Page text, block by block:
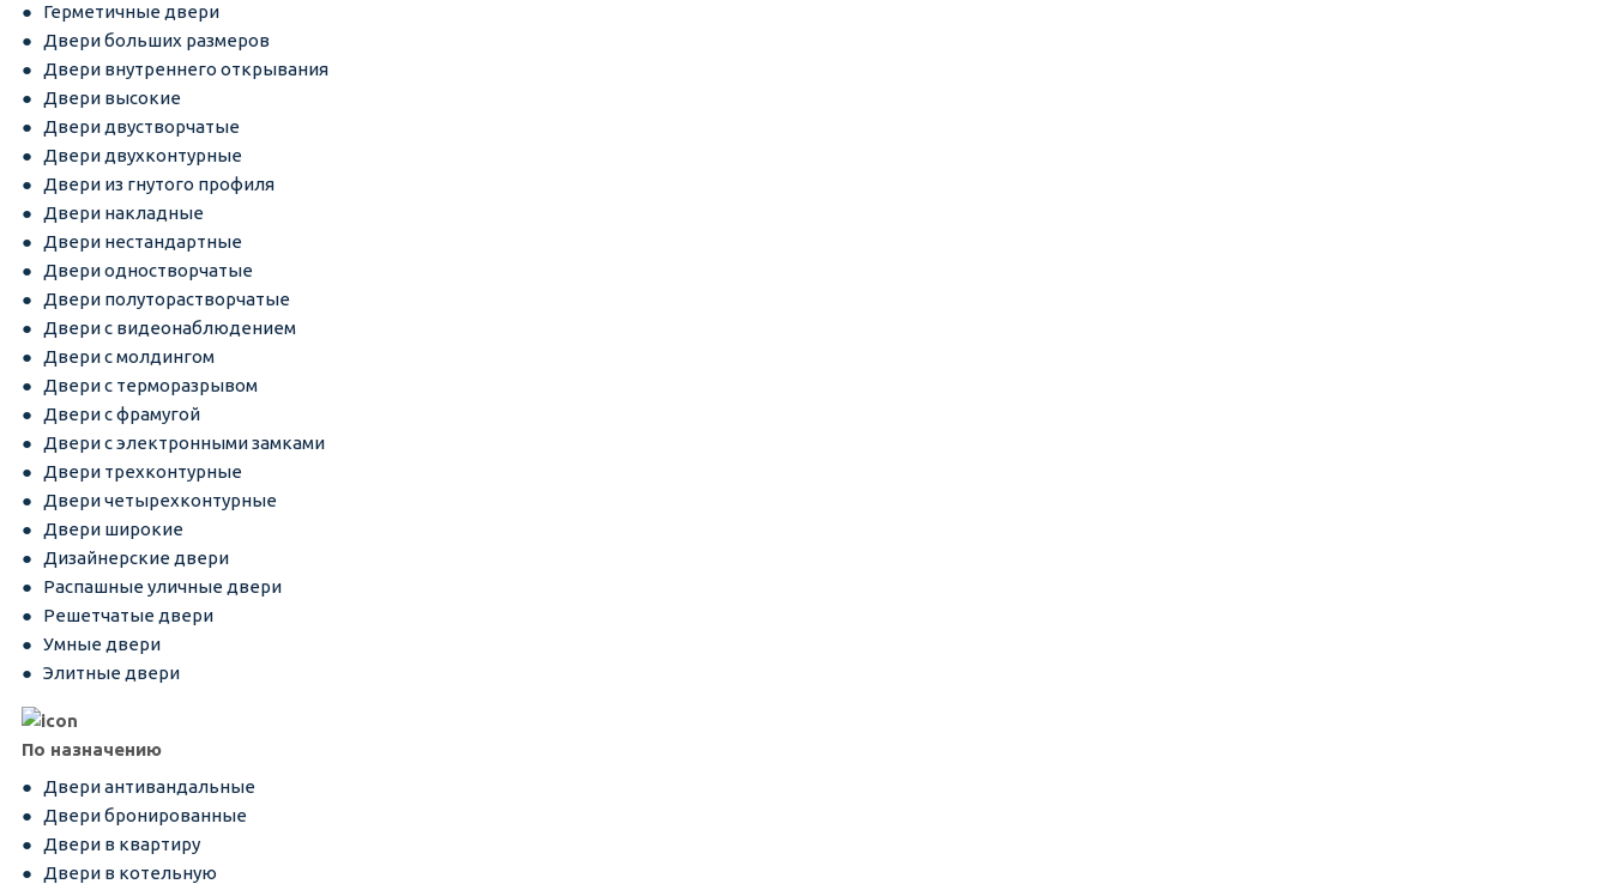
Герметичные двери
Двери больших размеров
Двери внутреннего открывания
Двери высокие
Двери двустворчатые
Двери двухконтурные
Двери из гнутого профиля
Двери накладные
Двери нестандартные
Двери одностворчатые
Двери полуторастворчатые
Двери с видеонаблюдением
Двери с молдингом
Двери с терморазрывом
Двери с фрамугой
Двери с электронными замками
Двери трехконтурные
Двери четырехконтурные
Двери широкие
Дизайнерские двери
Распашные уличные двери
Решетчатые двери
Умные двери
Элитные двери
По назначению
Двери антивандальные
Двери бронированные
Двери в квартиру
Двери в котельную